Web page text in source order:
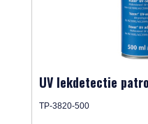
UV lekdetectie
TP-3820-500